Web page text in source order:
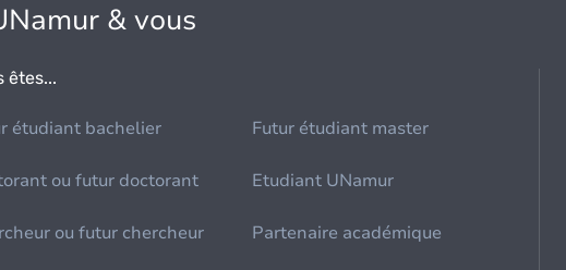
& vous
êtes...
étudiant bachelier Futur étudiant master
ou futur doctorant Etudiant UNamur
ou futur chercheur Partenaire académique